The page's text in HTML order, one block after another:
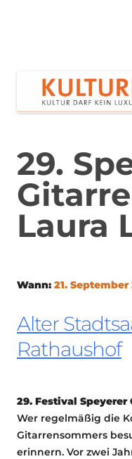
29.
Laura
Wann: 21. September
Alter
Rathaushof
29. Festival
Wer regelmäßig die
Gitarrensommers
erinnern. Vor zwei